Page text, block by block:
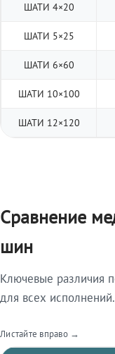
ШАТИ 4×20
ШАТИ 5×25
ШАТИ 6×60
ШАТИ 10×100
ШАТИ 12×120
Сравнение
шин
Ключевые различия
для всех исполнений.
Листайте вправо →